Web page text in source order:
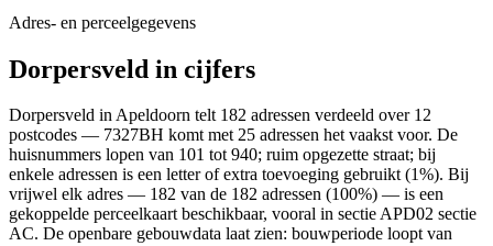
Adres- en perceelgegevens
Dorpersveld in cijfers
Dorpersveld in Apeldoorn telt 182 adressen verdeeld over 12
postcodes — 7327BH komt met 25 adressen het vaakst voor. De
huisnummers lopen van 101 tot 940; ruim opgezette straat; bij
enkele adressen is een letter of extra toevoeging gebruikt (1%). Bij
vrijwel elk adres — 182 van de 182 adressen (100%) — is een
gekoppelde perceelkaart beschikbaar, vooral in sectie APD02 sectie
AC. De openbare gebouwdata laat zien: bouwperiode loopt van